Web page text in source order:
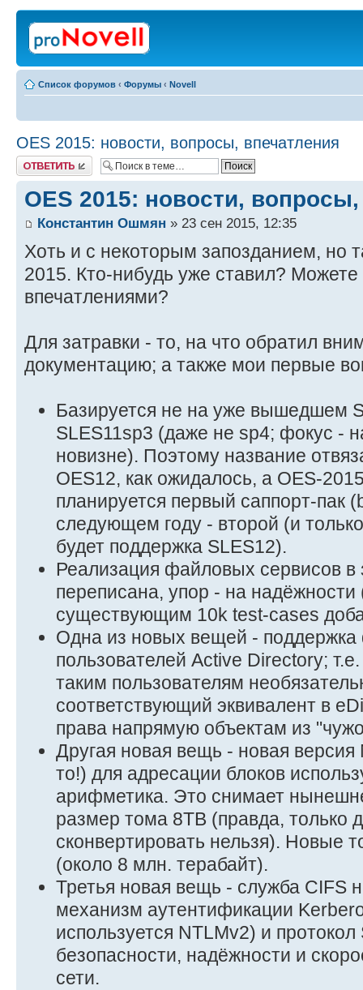
Список форумов ‹ Форумы ‹ Novell
OES 2015: новости, вопросы, впечатления
Ответить
OES 2015: новости,
Константин Ошмян » 23 сен 2015, 12:35
Хоть и с некоторым запозданием, но
2015. Кто-нибудь уже ставил? Можете
впечатлениями?
Для затравки - то, на что обратил
документацию; а также мои первые
Базируется не на уже вышедшем
SLES11sp3 (даже не sp4; фокус -
новизне). Поэтому название
OES12, как ожидалось, а OES-
планируется первый саппорт-пак
следующем году - второй (и
будет поддержка SLES12).
Реализация файловых сервисов в
переписана, упор - на надёжности
существующим 10k test-cases
Одна из новых вещей -
пользователей Active Directory;
таким пользователям
соответствующий эквивалент в
права напрямую объектам из
Другая новая вещь - новая версия
то!) для адресации блоков
арифметика. Это снимает
размер тома 8TB (правда, только
сконвертировать нельзя). Новые
(около 8 млн. терабайт).
Третья новая вещь - служба CIFS
механизм аутентификации
используется NTLMv2) и
безопасности, надёжности и
сети.